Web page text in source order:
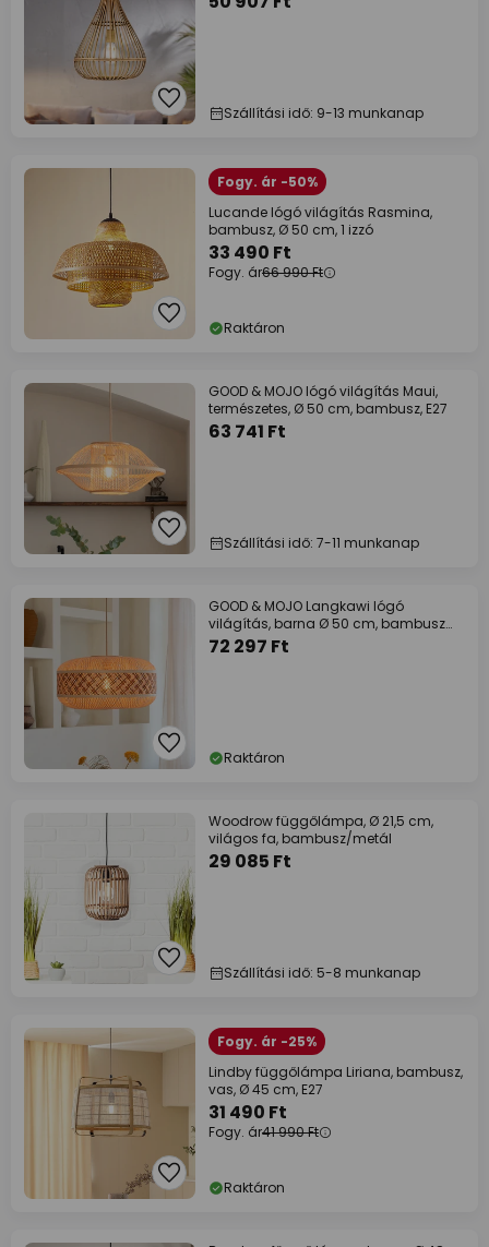
Szállítási idő: 9-13 munkanap
Fogy. ár -50%
Lucande lógó világítás Rasmina,
bambusz, Ø 50 cm, 1 izzó
33 490 Ft
Fogy. ár66 990 Ft
Raktáron
GOOD & MOJO lógó világítás Maui,
természetes, Ø 50 cm, bambusz, E27
63 741 Ft
Szállítási idő: 7-11 munkanap
GOOD & MOJO Langkawi lógó
világítás, barna Ø 50 cm, bambusz
E27
72 297 Ft
Raktáron
Woodrow függőlámpa, Ø 21,5 cm,
világos fa, bambusz/metál
29 085 Ft
Szállítási idő: 5-8 munkanap
Fogy. ár -25%
Lindby függőlámpa Liriana, bambusz,
vas, Ø 45 cm, E27
31 490 Ft
Fogy. ár41 990 Ft
Raktáron